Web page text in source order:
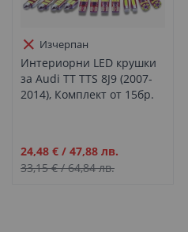
Изчерпан
Интериорни LED крушки
за Audi TT TTS 8J9 (2007-
2014), Комплект от 15бр.
Промо
цена
24,48 € / 47,88 лв.
33,15 €/64,84 лв.